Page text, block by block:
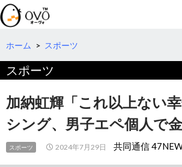
検
索
コ
テ
へ
移
動
ホーム > スポーツ
スポーツ
加納虹輝「これ以上ない
シング、男子エペ個人で金
スポーツ 2024年7月29日 共同通信